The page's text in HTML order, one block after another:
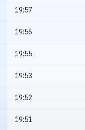
19:57
19:56
19:55
19:53
19:52
19:51